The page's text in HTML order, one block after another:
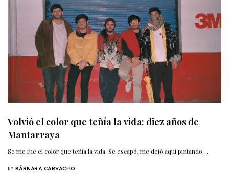
Volvió el color que teñía la vida: diez años de
Mantarraya
Se me fue el color que teñía la vida. Se escapó, me dejó aquí pintando…
BY BÁRBARA CARVACHO